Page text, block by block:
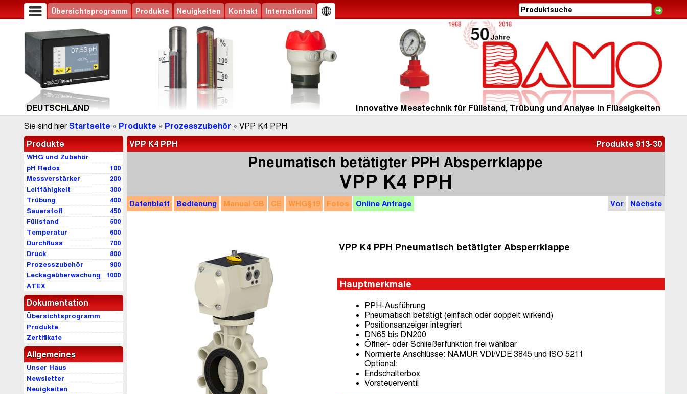
Übersichtsprogramm Produkte Neuigkeiten Kontakt International
DEUTSCHLAND Innovative Messtechnik für Füllstand, Trübung und Analyse in Flüssigkeiten
Sie sind hier Startseite » Produkte » Prozesszubehör » VPP K4 PPH
Produkte
WHG und Zubehör
100
pH Redox
200
Messverstärker
300
Leitfähigkeit
400
Trübung
450
Sauerstoff
500
Füllstand
600
Temperatur
700
Durchfluss
800
Druck
900
Prozesszubehör
1000
Leckageüberwachung
ATEX
Dokumentation
Übersichtsprogramm
Produkte
Zertifikate
Allgemeines
Unser Haus
Newsletter
Neuigkeiten
Produkte 913-30
VPP K4 PPH
Pneumatisch betätigter PPH Absperrklappe
VPP K4 PPH
Vor Nächste
Datenblatt Bedienung Manual GB CE WHG§19 Fotos Online Anfrage
VPP K4 PPH Pneumatisch betätigter Absperrklappe
Hauptmerkmale
PPH-Ausführung
Pneumatisch betätigt (einfach oder doppelt wirkend)
Positionsanzeiger integriert
DN65 bis DN200
Öffner- oder Schließerfunktion frei wählbar
Normierte Anschlüsse: NAMUR VDI/VDE 3845 und ISO 5211
Optional:
Endschalterbox
Vorsteuerventil